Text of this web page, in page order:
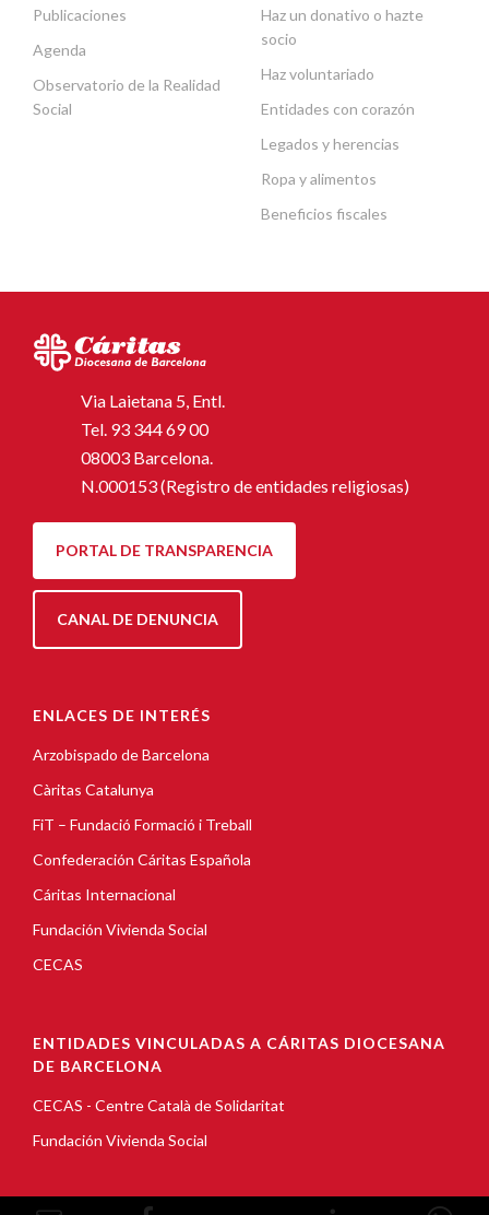
Publicaciones
Agenda
Observatorio de la Realidad
Social
Haz un donativo o hazte
socio
Haz voluntariado
Entidades con corazón
Legados y herencias
Ropa y alimentos
Beneficios fiscales
Via Laietana 5, Entl.
Tel. 93 344 69 00
08003 Barcelona.
N.000153 (Registro de entidades religiosas)
PORTAL DE TRANSPARENCIA
CANAL DE DENUNCIA
ENLACES DE INTERÉS
Arzobispado de Barcelona
Càritas Catalunya
FiT – Fundació Formació i Treball
Confederación Cáritas Española
Cáritas Internacional
Fundación Vivienda Social
CECAS
ENTIDADES VINCULADAS A CÁRITAS DIOCESANA
DE BARCELONA
CECAS - Centre Català de Solidaritat
Fundación Vivienda Social